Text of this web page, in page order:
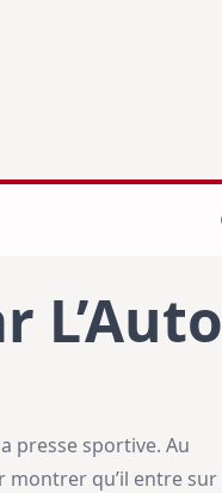
L’Auto
presse sportive. Au
montrer qu’il entre sur